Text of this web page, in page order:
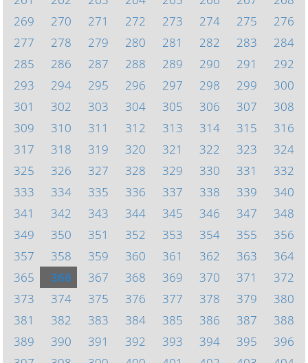
269
270 271 272 273 274 275
276
277
278 279 280 281 282 283
284
285
286 287 288 289 290 291
292
293
294 295 296 297 298 299
300
301
302 303 304 305 306 307
308
309
310 311 312 313 314 315
316
317
318 319 320 321 322 323
324
325
326 327 328 329 330 331
332
333
334 335 336 337 338 339
340
341
342 343 344 345 346 347
348
349
350 351 352 353 354 355
356
357
358 359 360 361 362 363
364
365
366 367 368 369 370 371
372
373
374 375 376 377 378 379
380
381
382 383 384 385 386 387
388
389
390 391 392 393 394 395
396